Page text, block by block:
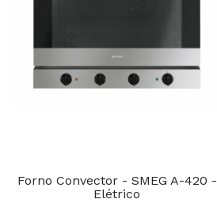
Forno Convector - SMEG A-420 -
Elétrico